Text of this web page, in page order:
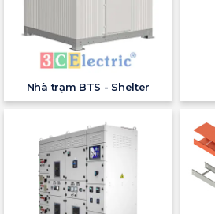
Nhà trạm BTS - Shelter